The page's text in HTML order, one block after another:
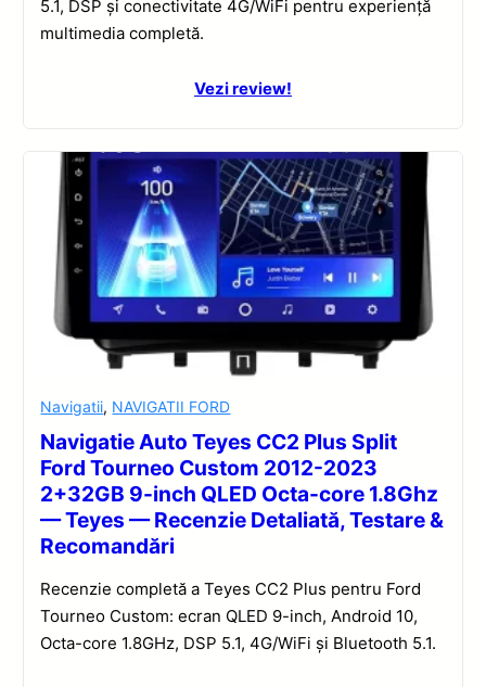
5.1, DSP și conectivitate 4G/WiFi pentru experiență
multimedia completă.
Vezi review!
Navigatii, NAVIGATII FORD
Navigatie Auto Teyes CC2 Plus Split
Ford Tourneo Custom 2012-2023
2+32GB 9-inch QLED Octa-core 1.8Ghz
— Teyes — Recenzie Detaliată, Testare &
Recomandări
Recenzie completă a Teyes CC2 Plus pentru Ford
Tourneo Custom: ecran QLED 9-inch, Android 10,
Octa-core 1.8GHz, DSP 5.1, 4G/WiFi și Bluetooth 5.1.